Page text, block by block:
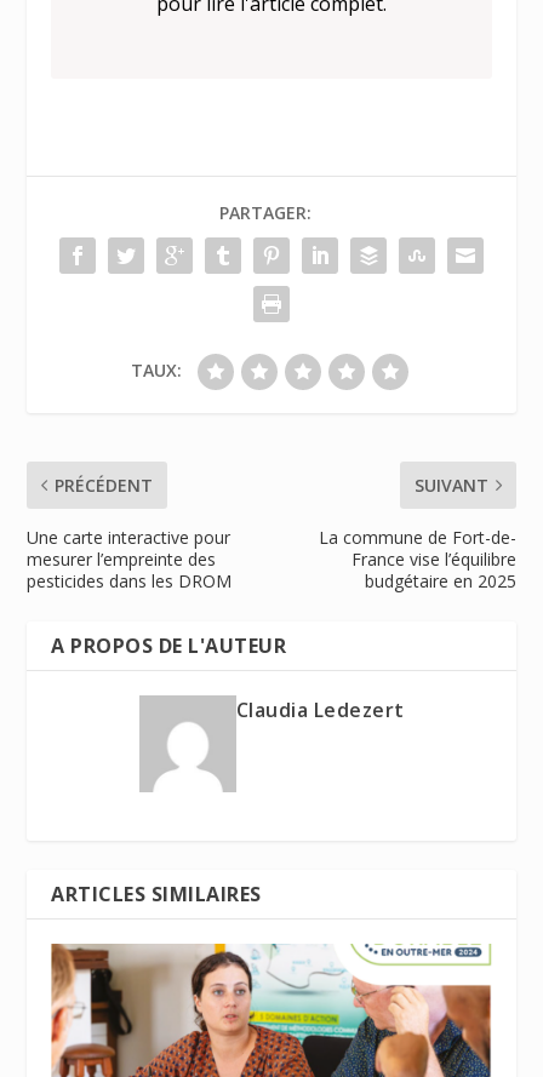
PARTAGER:
TAUX:
PRÉCÉDENT
Une carte interactive pour
mesurer l’empreinte des
pesticides dans les DROM
SUIVANT
La commune de Fort-de-
France vise l’équilibre
budgétaire en 2025
A PROPOS DE L'AUTEUR
Claudia Ledezert
ARTICLES SIMILAIRES